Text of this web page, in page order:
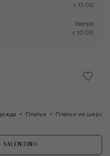
c 13:00
Завтра
c 10:00
Платья Платье из